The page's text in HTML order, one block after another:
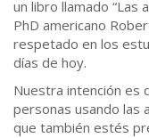
un libro llamado “Las
PhD americano
respetado en los
días de hoy.
Nuestra intención es
personas usando las
que también estés